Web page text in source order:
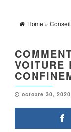
Home »
VOITURE
octobre 30, 2020